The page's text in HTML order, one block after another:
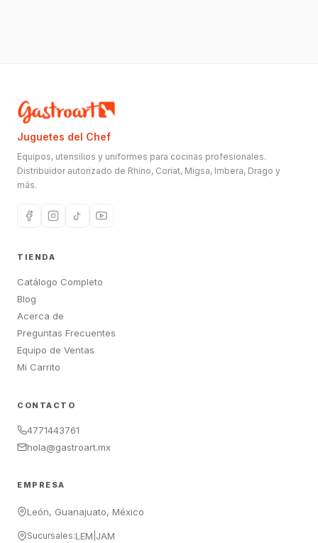
Juguetes del Chef
Equipos, utensilios y uniformes para cocinas profesionales.
Distribuidor autorizado de Rhino, Coriat, Migsa, Imbera, Drago y
más.
TIENDA
Catálogo Completo
Blog
Acerca de
Preguntas Frecuentes
Equipo de Ventas
Mi Carrito
CONTACTO
4771443761
hola@gastroart.mx
EMPRESA
León, Guanajuato, México
Sucursales:LEM JAM